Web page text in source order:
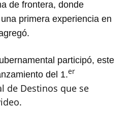
de frontera, donde
primera experiencia en
participó, este
del 1.er
de Destinos que se